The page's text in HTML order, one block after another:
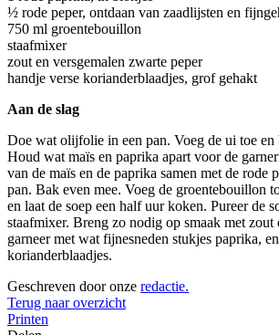
½ rode peper, ontdaan van zaadlijsten en
750 ml groentebouillon
staafmixer
zout en versgemalen zwarte peper
handje verse korianderblaadjes, grof gehakt
Aan de slag
Doe wat olijfolie in een pan. Voeg de ui toe en
Houd wat maïs en paprika apart voor de
van de maïs en de paprika samen met de rode
pan. Bak even mee. Voeg de groentebouillon
en laat de soep een half uur koken. Pureer de
staafmixer. Breng zo nodig op smaak met zout
garneer met wat fijnesneden stukjes paprika,
korianderblaadjes.
Geschreven door onze redactie.
Terug naar overzicht
Printen